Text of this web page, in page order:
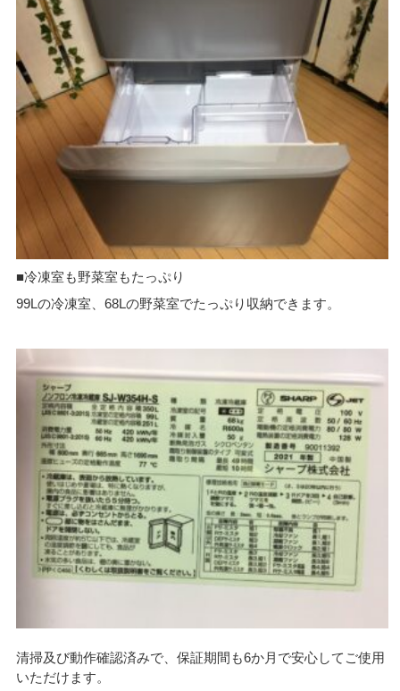
■冷凍室も野菜室もたっぷり
99Lの冷凍室、68Lの野菜室でたっぷり収納できます。
清掃及び動作確認済みで、保証期間も6か月で安心してご使用
いただけます。